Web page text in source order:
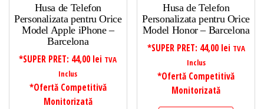
Husa de Telefon
Personalizata pentru Orice
Model Apple iPhone –
Barcelona
*SUPER PRET: 44,00 lei TVA
Inclus
*Ofertă Competitivă
Monitorizată
Husa de Telefon
Personalizata pentru Orice
Model Honor – Barcelona
*SUPER PRET: 44,00 lei TVA
Inclus
*Ofertă Competitivă
Monitorizată